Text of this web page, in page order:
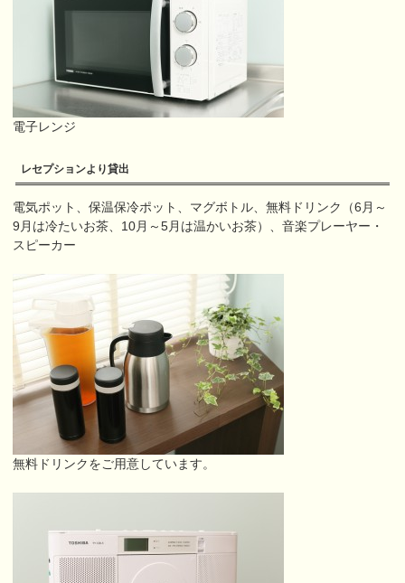
電子レンジ
レセプションより貸出
電気ポット、保温保冷ポット、マグボトル、無料ドリンク（6月～
9月は冷たいお茶、10月～5月は温かいお茶）、音楽プレーヤー・
スピーカー
無料ドリンクをご用意しています。